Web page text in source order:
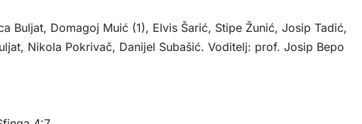
Buljat, Domagoj Muić (1), Elvis Šarić, Stipe Žunić, Josip Tadić,
Nikola Pokrivač, Danijel Subašić. Voditelj: prof. Josip Bepo